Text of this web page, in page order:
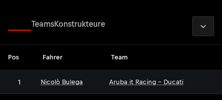
TeamsKonstrukteure
Pos Fahrer Team
1 Nicolò Bulega Aruba.it Racing - Ducati